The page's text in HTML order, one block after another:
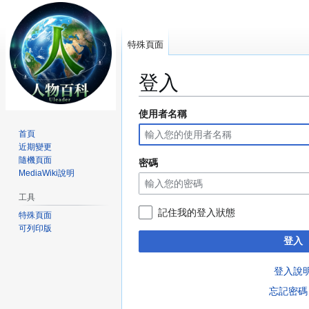
登入
跳
至
導
覽
跳
至
搜
尋
使用者名稱
密碼
記住我的登入狀態
登入
登入說
忘記密
特殊頁面
首頁
近期變更
隨機頁面
MediaWiki說明
工具
特殊頁面
可列印版